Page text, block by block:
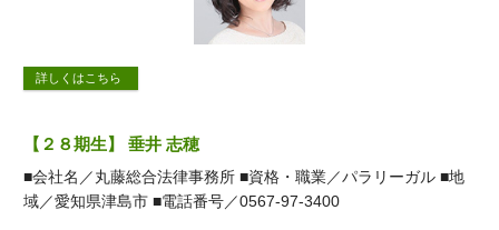
詳しくはこちら
【２８期生】 垂井 志穂
■会社名／丸藤総合法律事務所 ■資格・職業／パラリーガル ■地
域／愛知県津島市 ■電話番号／0567-97-3400